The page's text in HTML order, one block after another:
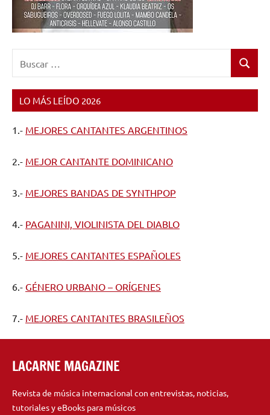
Buscar
LO MÁS LEÍDO 2026
1.- MEJORES CANTANTES ARGENTINOS
2.- MEJOR CANTANTE DOMINICANO
3.- MEJORES BANDAS DE SYNTHPOP
4.- PAGANINI, VIOLINISTA DEL DIABLO
5.- MEJORES CANTANTES ESPAÑOLES
6.- GÉNERO URBANO – ORÍGENES
7.- MEJORES CANTANTES BRASILEÑOS
LACARNE MAGAZINE
Revista de música internacional con entrevistas, noticias,
tutoriales y eBooks para músicos